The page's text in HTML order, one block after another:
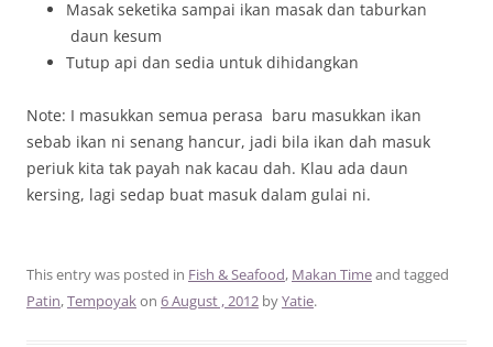
Masak seketika sampai ikan masak dan taburkan
daun kesum
Tutup api dan sedia untuk dihidangkan
Note: I masukkan semua perasa baru masukkan ikan
sebab ikan ni senang hancur, jadi bila ikan dah masuk
periuk kita tak payah nak kacau dah. Klau ada daun
kersing, lagi sedap buat masuk dalam gulai ni.
This entry was posted in Fish & Seafood, Makan Timeand tagged
Patin,Tempoyakon 6 August , 2012 byYatie.